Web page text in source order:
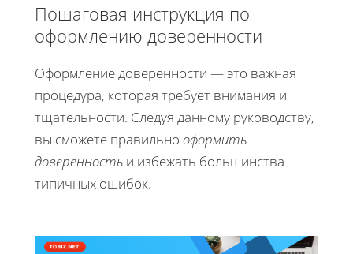
Пошаговая инструкция по
оформлению доверенности
Оформление доверенности — это важная
процедура, которая требует внимания и
тщательности. Следуя данному руководству,
вы сможете правильно оформить
доверенность и избежать большинства
типичных ошибок.